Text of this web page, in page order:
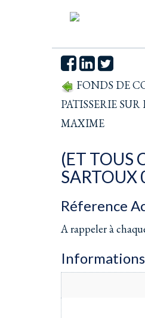
FONDS DE
PATISSERIE
MAXIME
(ET TOUS
SARTOUX
Réference
A rappeler à